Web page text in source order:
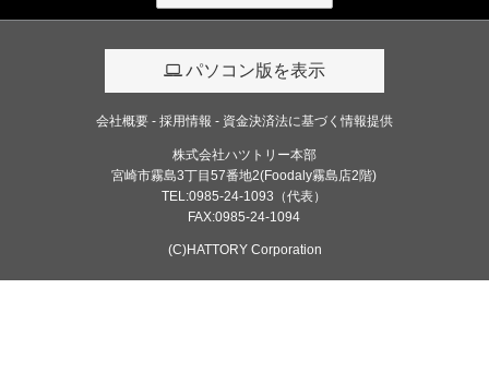
パソコン版を表示
会社概要 採用情報 資金決済法に基づく情報提供
株式会社ハツトリー本部
宮崎市霧島3丁目57番地2(Foodaly霧島店2階)
TEL:0985-24-1093（代表）
FAX:0985-24-1094
(C)HATTORY Corporation